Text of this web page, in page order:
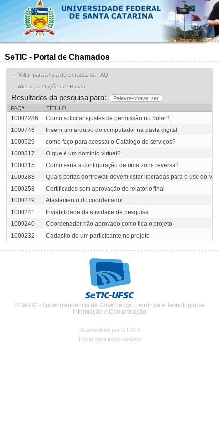
Catálogo de serviços
SeTIC - Portal de Chamados
← Voltar para a lista de entradas da FAQ
← Alterar as Opções de Busca
Resultados da pesquisa para:
Palavra-chave: ser
FAQ#
TÍTULO
10002286
Como solicitar ajustes de permissão no Solar?
1000746
Inserir um arquivo do computador na pasta digital
1000529
como faço para acessar o Catálogo de serviços?
1000317
O que é um domínio virtual?
1000315
Como seria a configuração de uma zona reversa?
1000288
Quais portas do firewall devem estar liberadas para o uso do
1000258
Certificados sem aprovação do relatório final
1000249
Afastamento do coordenador
1000241
Inviabilidade da atividade de pesquisa
1000240
Coordenador não aprovado como fica o projeto
1000232
Cadastro de um participante no projeto
© SeTIC - Superintendência de Governança Eletrônica e Tecnologia da
Informação e Comunicação
Desenvolvido por OTRS 5
Trocar para modo desktop